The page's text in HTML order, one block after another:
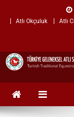
Atlı Okçuluk Atlı